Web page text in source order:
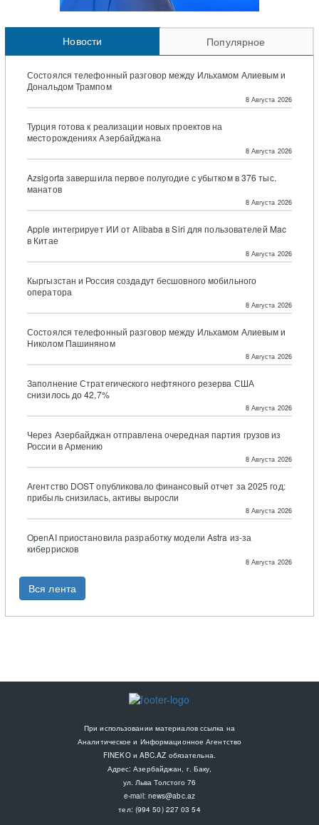
Новости Популярное
Состоялся телефонный разговор между Ильхамом Алиевым и
Дональдом Трампом
8 Августа 2026
Турция готова к реализации новых проектов на
месторождениях Азербайджана
8 Августа 2026
Azsigorta завершила первое полугодие с убытком в 376 тыс.
манатов
8 Августа 2026
Apple интегрирует ИИ от Alibaba в Siri для пользователей Mac
в Китае
8 Августа 2026
Кыргызстан и Россия создадут бесшовного мобильного
оператора
8 Августа 2026
Состоялся телефонный разговор между Ильхамом Алиевым и
Николом Пашиняном
8 Августа 2026
Заполнение Стратегического нефтяного резерва США
снизилось до 42,7%
8 Августа 2026
Через Азербайджан отправлена очередная партия грузов из
России в Армению
8 Августа 2026
Агентство DOST опубликовало финансовый отчет за 2025 год:
прибыль снизилась, активы выросли
8 Августа 2026
OpenAI приостановила разработку модели Astra из-за
киберрисков
8 Августа 2026
Вся лента
При использовании материалов ссылка на
Аналитическое и Информационное Агентство
FINEKO и ABC.AZ обязательна.
Адрес: Азербайджан, г. Баку,
ул. Льва Толстого 76
e-mail: news@abc.az
тел: (994 50) 227 03 54